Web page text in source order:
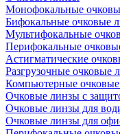
Монофокальные
Бифокальные очковые
Мультифокальные
Перифокальные
Астигматические
Разгрузочные очковые
Компьютерные
Очковые линзы с
Очковые линзы для
Очковые линзы для